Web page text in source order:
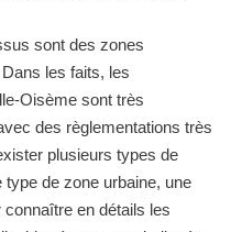
sont des zones
les faits, les
Oisème sont très
des règlementations très
plusieurs types de
de zone urbaine, une
en détails les